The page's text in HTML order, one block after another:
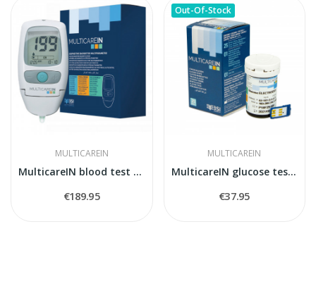
MULTICAREIN
MulticareIN blood test kit
€189.95
Out-Of-Stock
MULTICAREIN
MulticareIN glucose tests stripes
€37.95